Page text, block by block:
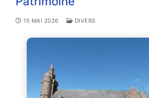
15 MAI 2026 DIVERS